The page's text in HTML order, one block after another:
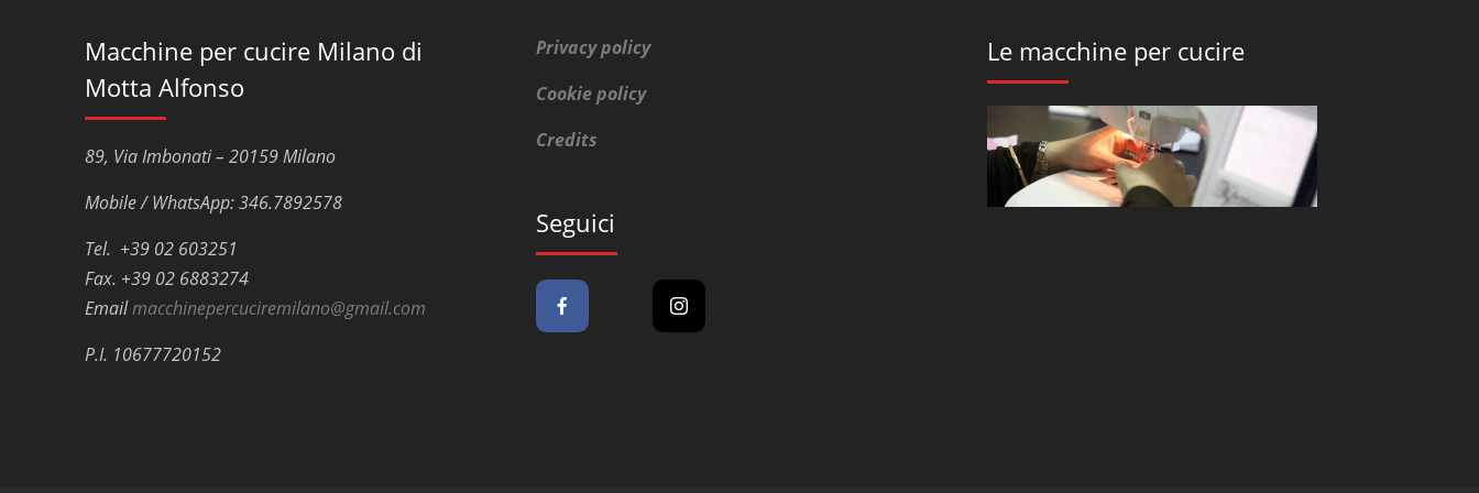
Macchine per cucire Milano di
Motta Alfonso
89, Via Imbonati – 20159 Milano
Mobile / WhatsApp: 346.7892578
Tel. +39 02 603251
Fax. +39 02 6883274
Emailmacchinepercuciremilano@gmail.com
P.I. 10677720152
Privacy policy
Cookie policy
Credits
Seguici
Le macchine per cucire